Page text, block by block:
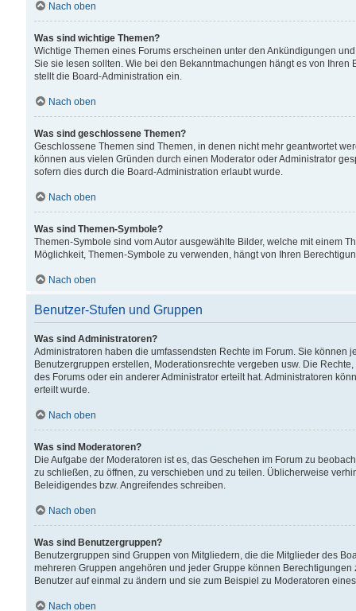
Nach oben
Was sind wichtige Themen?
Wichtige Themen eines Forums erscheinen unter den Ankündigungen
Sie sie lesen sollten. Wie bei den Bekanntmachungen hängt es von
stellt die Board-Administration ein.
Nach oben
Was sind geschlossene Themen?
Geschlossene Themen sind Themen, in denen nicht mehr geantwortet
können aus vielen Gründen durch einen Moderator oder Administrator
sofern dies durch die Board-Administration erlaubt wurde.
Nach oben
Was sind Themen-Symbole?
Themen-Symbole sind vom Autor ausgewählte Bilder, welche mit einem
Möglichkeit, Themen-Symbole zu verwenden, hängt von Ihren
Nach oben
Benutzer-Stufen und Gruppen
Was sind Administratoren?
Administratoren haben die umfassendsten Rechte im Forum. Sie können
Benutzergruppen erstellen, Moderationsrechte vergeben usw. Die
des Forums oder ein anderer Administrator erteilt hat. Administratoren
erteilt wurde.
Nach oben
Was sind Moderatoren?
Die Aufgabe der Moderatoren ist es, das Geschehen im Forum zu
zu schließen, zu öffnen, zu verschieben und zu teilen. Üblicherweise
Beleidigendes bzw. Angreifendes schreiben.
Nach oben
Was sind Benutzergruppen?
Benutzergruppen sind Gruppen von Mitgliedern, die die Mitglieder des
mehreren Gruppen angehören und jeder Gruppe können
Benutzer auf einmal zu ändern und sie zum Beispiel zu Moderatoren
Nach oben